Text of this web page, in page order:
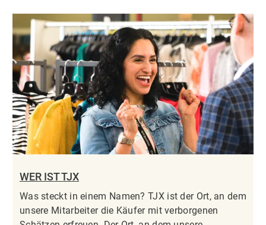
WER IST TJX
Was steckt in einem Namen? TJX ist der Ort, an dem
unsere Mitarbeiter die Käufer mit verborgenen